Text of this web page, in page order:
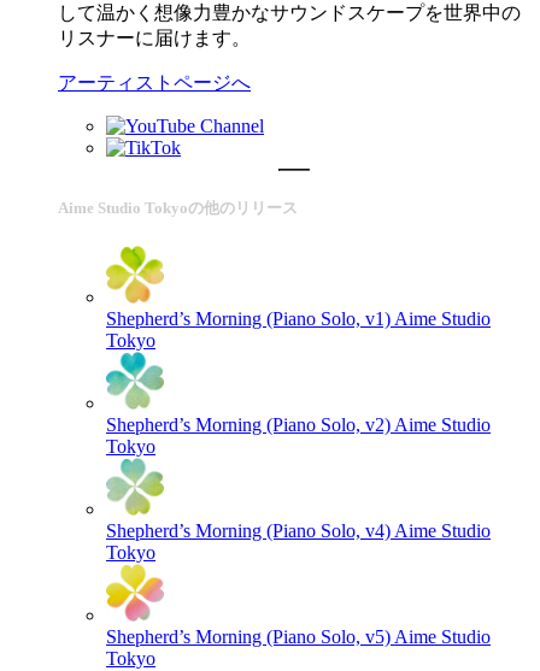
して温かく想像力豊かなサウンドスケープを世界中の
リスナーに届けます。
アーティストページへ
Aime Studio Tokyoの他のリリース
Shepherd’s Morning (Piano Solo, v1) Aime Studio
Tokyo
Shepherd’s Morning (Piano Solo, v2) Aime Studio
Tokyo
Shepherd’s Morning (Piano Solo, v4) Aime Studio
Tokyo
Shepherd’s Morning (Piano Solo, v5) Aime Studio
Tokyo